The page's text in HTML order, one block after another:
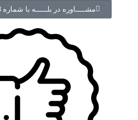
مشـــــاوره در بلــــــه با شماره 09128870988